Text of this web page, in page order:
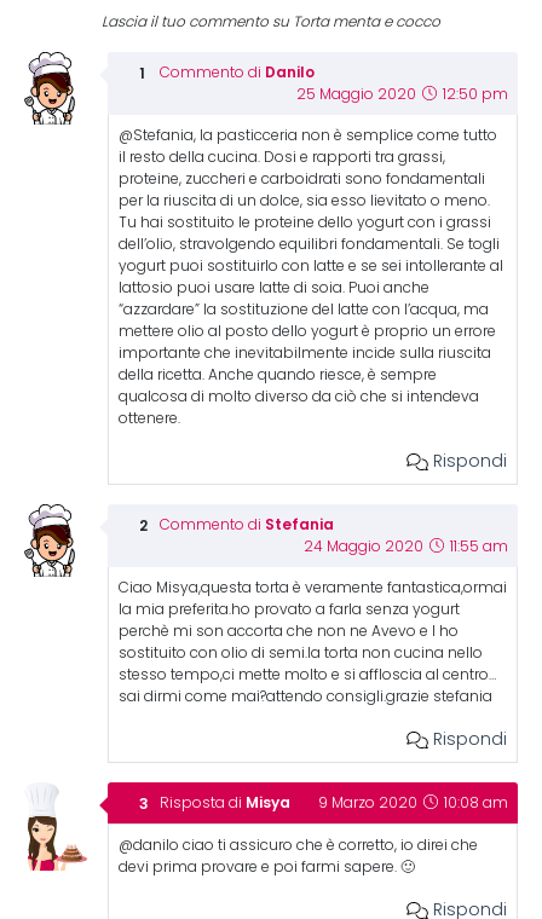
Lascia il tuo commento su Torta menta e cocco
Commento di Danilo
25 Maggio 2020 12:50 pm
@Stefania, la pasticceria non è semplice come tutto
il resto della cucina. Dosi e rapporti tra grassi,
proteine, zuccheri e carboidrati sono fondamentali
per la riuscita di un dolce, sia esso lievitato o meno.
Tu hai sostituito le proteine dello yogurt con i grassi
dell’olio, stravolgendo equilibri fondamentali. Se togli
yogurt puoi sostituirlo con latte e se sei intollerante al
lattosio puoi usare latte di soia. Puoi anche
“azzardare” la sostituzione del latte con l’acqua, ma
mettere olio al posto dello yogurt è proprio un errore
importante che inevitabilmente incide sulla riuscita
della ricetta. Anche quando riesce, è sempre
qualcosa di molto diverso da ciò che si intendeva
ottenere.
Rispondi
Commento di Stefania
24 Maggio 2020 11:55 am
Ciao Misya,questa torta è veramente fantastica,ormai
la mia preferita.ho provato a farla senza yogurt
perchè mi son accorta che non ne Avevo e l ho
sostituito con olio di semi.la torta non cucina nello
stesso tempo,ci mette molto e si affloscia al centro…
sai dirmi come mai?attendo consigli.grazie stefania
Rispondi
Risposta di Misya 9 Marzo 2020 10:08 am
@danilo ciao ti assicuro che è corretto, io direi che
devi prima provare e poi farmi sapere. 🙂
Rispondi